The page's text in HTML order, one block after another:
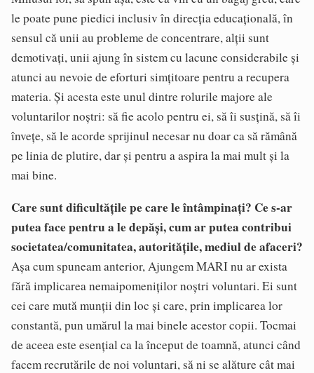
le poate pune piedici inclusiv în direcţia educaţională, în
sensul că unii au probleme de concentrare, alţii sunt
demotivaţi, unii ajung în sistem cu lacune considerabile şi
atunci au nevoie de eforturi simţitoare pentru a recupera
materia. Şi acesta este unul dintre rolurile majore ale
voluntarilor noştri: să fie acolo pentru ei, să îi susţină, să îi
înveţe, să le acorde sprijinul necesar nu doar ca să rămână
pe linia de plutire, dar şi pentru a aspira la mai mult şi la
mai bine.
Care sunt dificultățile pe care le întâmpinați? Ce s-ar
putea face pentru a le depăși, cum ar putea contribui
societatea/comunitatea, autoritățile, mediul de afaceri?
Aşa cum spuneam anterior, Ajungem MARI nu ar exista
fără implicarea nemaipomeniţilor noştri voluntari. Ei sunt
cei care mută munţii din loc şi care, prin implicarea lor
constantă, pun umărul la mai binele acestor copii. Tocmai
de aceea este esenţial ca la început de toamnă, atunci când
facem recrutările de noi voluntari, să ni se alăture cât mai